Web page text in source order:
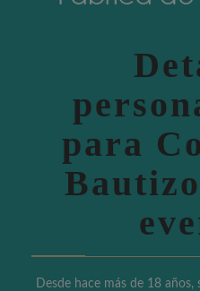
para
Desde hace más de 18 años,